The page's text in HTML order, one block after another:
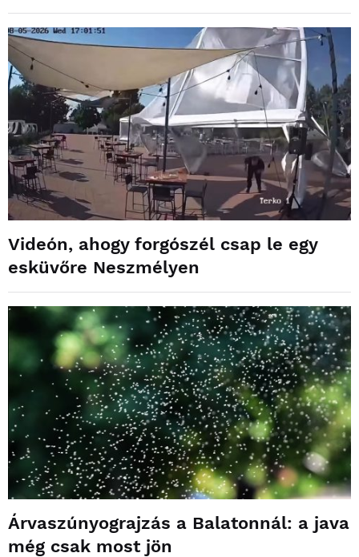
Videón, ahogy forgószél csap le egy
esküvőre Neszmélyen
Árvaszúnyograjzás a Balatonnál: a java
még csak most jön